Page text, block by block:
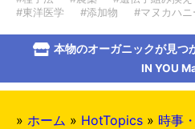
#東洋医学
#添加物 #マヌカハニ
本物のオーガニックが見つ
IN YOU
» ホーム » HotTopics » 時事